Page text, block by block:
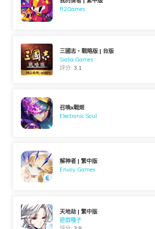
R2Games
三國志・戰略版 | 台版
Sialia Games
評分: 3.1
召喚x戰姬
Electronic Soul
解神者 | 繁中版
Envoy Games
天地劫 | 繁中版
遊戲種子